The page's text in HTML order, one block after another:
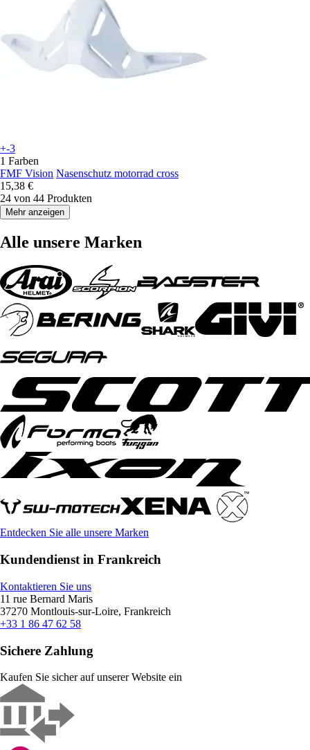
+-3
1 Farben
FMF Vision Nasenschutz motorrad cross
15,38 €
24 von 44 Produkten
Mehr anzeigen
Alle unsere Marken
Entdecken Sie alle unsere Marken
Kundendienst in Frankreich
Kontaktieren Sie uns
11 rue Bernard Maris
37270 Montlouis-sur-Loire, Frankreich
+33 1 86 47 62 58
Sichere Zahlung
Kaufen Sie sicher auf unserer Website ein